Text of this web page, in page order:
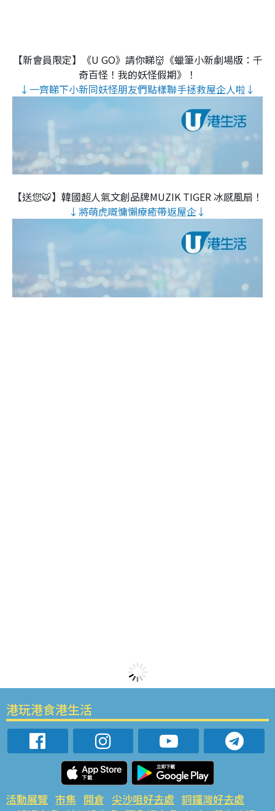
【新會員限定】《U GO》請你睇👹《蠟筆小新劇場版：千
奇百怪！我的妖怪假期》！
↓一齊睇下小新同妖怪朋友們點樣聯手拯救屋企人啦↓
【送您🐯】韓國超人氣文創品牌MUZIK TIGER 冰感風扇！
↓將萌虎嘅慵懶療癒帶返屋企↓
港玩港食港生活
活動展覽 市集 開倉 尖沙咀好去處 銅鑼灣好去處